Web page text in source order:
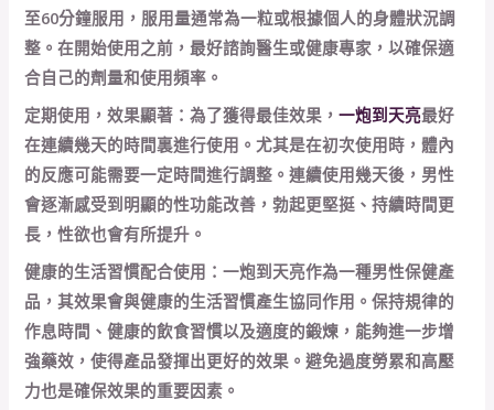
至60分鐘服用，服用量通常為一粒或根據個人的身體狀況調
整。在開始使用之前，最好諮詢醫生或健康專家，以確保適
合自己的劑量和使用頻率。
定期使用，效果顯著：為了獲得最佳效果，一炮到天亮最好
在連續幾天的時間裏進行使用。尤其是在初次使用時，體內
的反應可能需要一定時間進行調整。連續使用幾天後，男性
會逐漸感受到明顯的性功能改善，勃起更堅挺、持續時間更
長，性欲也會有所提升。
健康的生活習慣配合使用：一炮到天亮作為一種男性保健產
品，其效果會與健康的生活習慣產生協同作用。保持規律的
作息時間、健康的飲食習慣以及適度的鍛煉，能夠進一步增
強藥效，使得產品發揮出更好的效果。避免過度勞累和高壓
力也是確保效果的重要因素。